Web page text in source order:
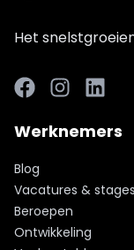
Het
Facebook
LinkedIn
Werknemers
Blog
Vacatures & stages
Beroepen
Ontwikkeling